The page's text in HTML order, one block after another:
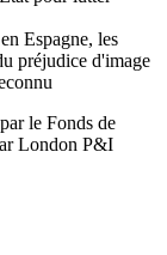
Espagne, les
préjudice d'image
le Fonds de
London P&I